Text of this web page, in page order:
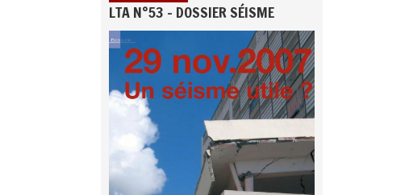
LTA N°53 - DOSSIER SÉISME